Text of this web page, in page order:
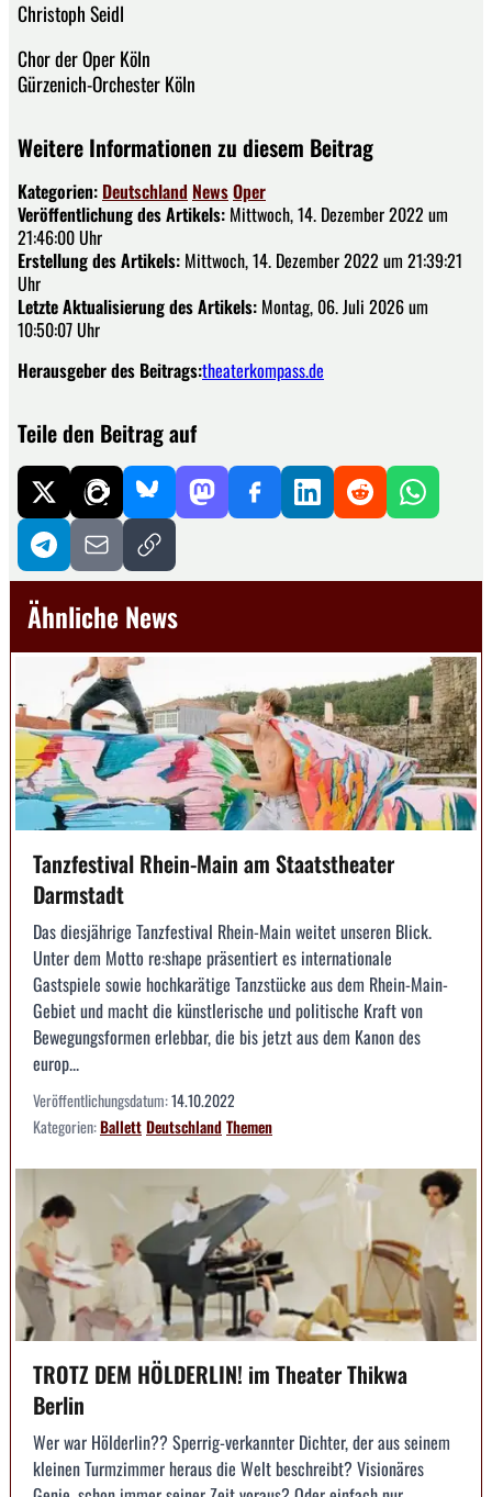
Christoph Seidl
Chor der Oper Köln
Gürzenich-Orchester Köln
Weitere Informationen zu diesem Beitrag
Kategorien: Deutschland NewsOper
Veröffentlichung des Artikels: Mittwoch, 14. Dezember 2022 um
21:46:00 Uhr
Erstellung des Artikels: Mittwoch, 14. Dezember 2022 um 21:39:21
Uhr
Letzte Aktualisierung des Artikels: Montag, 06. Juli 2026 um
10:50:07 Uhr
Herausgeber des Beitrags:theaterkompass.de
Teile den Beitrag auf
Ähnliche News
Tanzfestival Rhein-Main am Staatstheater
Darmstadt
Das diesjährige Tanzfestival Rhein-Main weitet unseren Blick.
Unter dem Motto re:shape präsentiert es internationale
Gastspiele sowie hochkarätige Tanzstücke aus dem Rhein-Main-
Gebiet und macht die künstlerische und politische Kraft von
Bewegungsformen erlebbar, die bis jetzt aus dem Kanon des
europ...
Veröffentlichungsdatum:14.10.2022
Kategorien:BallettDeutschlandThemen
TROTZ DEM HÖLDERLIN! im Theater Thikwa
Berlin
Wer war Hölderlin?? Sperrig-verkannter Dichter, der aus seinem
kleinen Turmzimmer heraus die Welt beschreibt? Visionäres